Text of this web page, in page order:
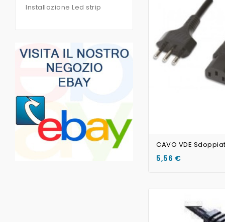
Installazione Led strip
5,56 €